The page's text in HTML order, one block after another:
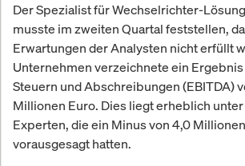
Der Spezialist für Wechselrichter-
musste im zweiten Quartal feststellen,
Erwartungen der Analysten nicht erfüllt
Unternehmen verzeichnete ein
Steuern und Abschreibungen (EBITDA)
Millionen Euro. Dies liegt erheblich
Experten, die ein Minus von 4,0
vorausgesagt hatten.